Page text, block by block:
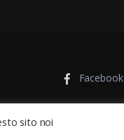
Facebook
sito noi